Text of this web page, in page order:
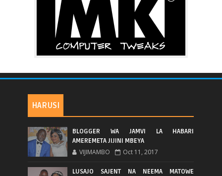
HARUSI
BLOGGER WA JAMVI LA HABARI
AMEREMETA JIJINI MBEYA
VIJIMAMBO Oct 11, 2017
LUSAJO SAJENT NA NEEMA MATOWE